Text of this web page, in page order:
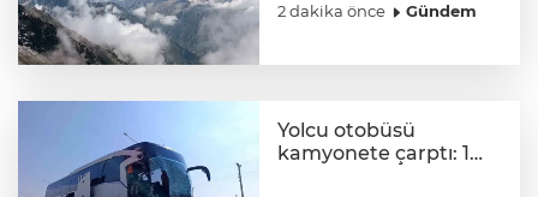
2 dakika önce Gündem
Yolcu otobüsü
kamyonete çarptı: 1